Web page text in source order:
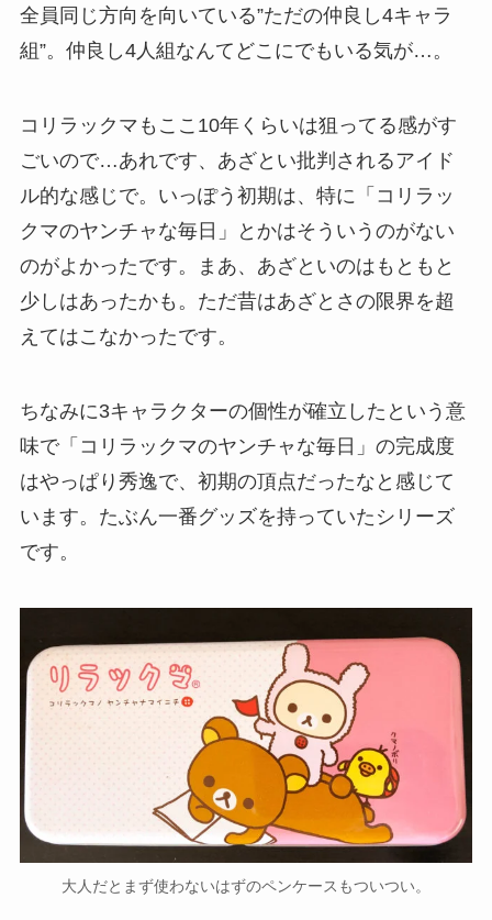
全員同じ方向を向いている”ただの仲良し4キャラ
組”。仲良し4人組なんてどこにでもいる気が…。
コリラックマもここ10年くらいは狙ってる感がす
ごいので…あれです、あざとい批判されるアイド
ル的な感じで。いっぽう初期は、特に「コリラッ
クマのヤンチャな毎日」とかはそういうのがない
のがよかったです。まあ、あざといのはもともと
少しはあったかも。ただ昔はあざとさの限界を超
えてはこなかったです。
ちなみに3キャラクターの個性が確立したという意
味で「コリラックマのヤンチャな毎日」の完成度
はやっぱり秀逸で、初期の頂点だったなと感じて
います。たぶん一番グッズを持っていたシリーズ
です。
大人だとまず使わないはずのペンケースもついつい。